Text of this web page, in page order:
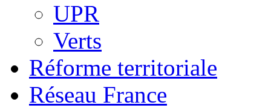
UPR
Verts
Réforme territoriale
Réseau France